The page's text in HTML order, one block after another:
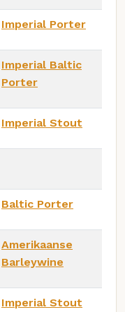
Imperial Porter
Imperial Baltic
Porter
Imperial Stout
Baltic Porter
Amerikaanse
Barleywine
Imperial Stout